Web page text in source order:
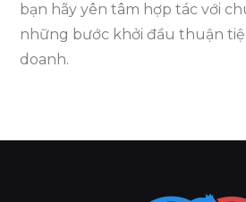
bạn hãy yên tâm hợp tác với
những bước khởi đầu thuận
doanh.